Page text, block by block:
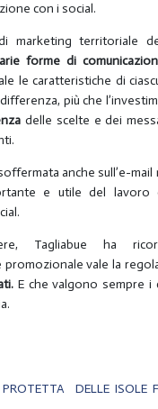
con i social.
marketing territoriale
forme di
le caratteristiche di
più che
delle scelte e dei
anche sull’e-
e utile del lavoro
Tagliabue ha
promozionale vale la
E che valgono sempre i
DELLE ISOLE